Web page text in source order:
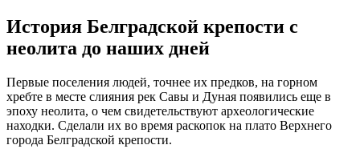
История Белградской крепости с
неолита до наших дней
Первые поселения людей, точнее их предков, на горном
хребте в месте слияния рек Савы и Дуная появились еще в
эпоху неолита, о чем свидетельствуют археологические
находки. Сделали их во время раскопок на плато Верхнего
города Белградской крепости.